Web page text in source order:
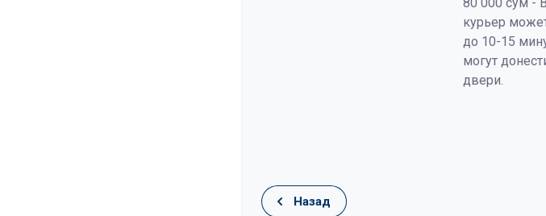
курьер
до 10-15
могут
двери.
Назад